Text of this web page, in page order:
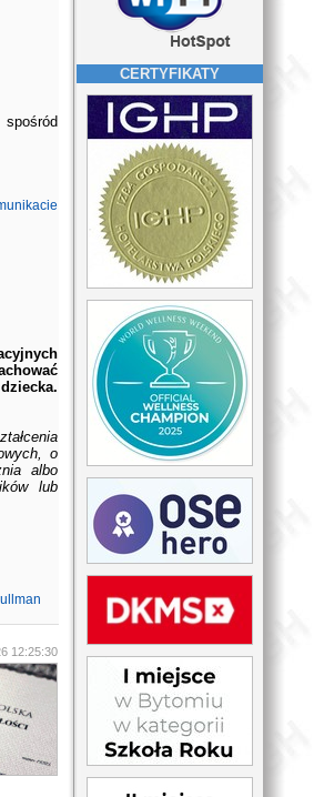
spośród
o
albo
lub
12:25:30
CERTYFIKATY